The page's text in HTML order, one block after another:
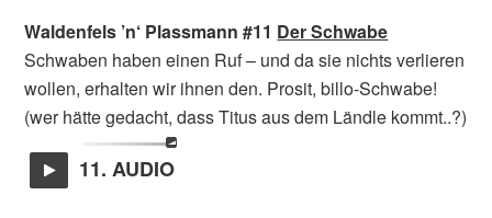
Waldenfels ’n‘ Plassmann #11 Der Schwabe
Schwaben haben einen Ruf – und da sie nichts verlieren
wollen, erhalten wir ihnen den. Prosit, billo-Schwabe!
(wer hätte gedacht, dass Titus aus dem Ländle kommt..?)
11. AUDIO